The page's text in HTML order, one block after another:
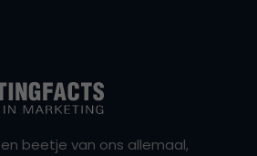
beetje van ons allemaal,